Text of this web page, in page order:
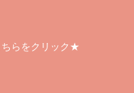
らをクリック★